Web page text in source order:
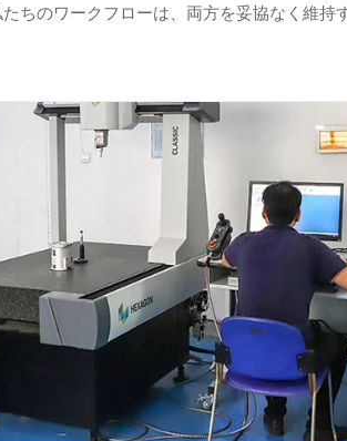
ちのワークフローは、両方を妥協なく維持